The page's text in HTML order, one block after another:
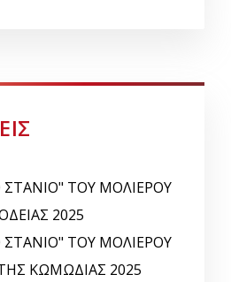
ΤΟΥ ΜΟΛΙΕΡΟΥ
2025
ΤΟΥ ΜΟΛΙΕΡΟΥ
ΚΩΜΩΔΙΑΣ 2025